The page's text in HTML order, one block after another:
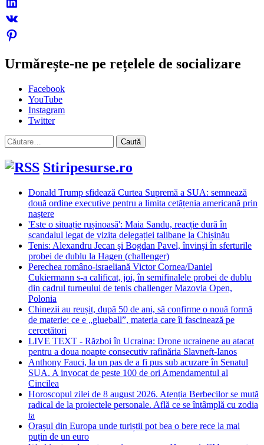
Urmărește-ne pe rețelele de socializare
Facebook
YouTube
Instagram
Twitter
Caută
după:
Stiripesurse.ro
Donald Trump sfidează Curtea Supremă a SUA: semnează
două ordine executive pentru a limita cetățenia americană prin
naștere
'Este o situație rușinoasă': Maia Sandu, reacție dură în
scandalul legat de vizita delegației talibane la Chișinău
Tenis: Alexandru Jecan şi Bogdan Pavel, învinşi în sferturile
probei de dublu la Hagen (challenger)
Perechea româno-israeliană Victor Cornea/Daniel
Cukiermann s-a calificat, joi, în semifinalele probei de dublu
din cadrul turneului de tenis challenger Mazovia Open,
Polonia
Chinezii au reușit, după 50 de ani, să confirme o nouă formă
de materie: ce e „glueball”, materia care îi fascinează pe
cercetători
LIVE TEXT - Război în Ucraina: Drone ucrainene au atacat
pentru a doua noapte consecutiv rafinăria Slavneft-Ianos
Anthony Fauci, la un pas de a fi pus sub acuzare în Senatul
SUA. A invocat de peste 100 de ori Amendamentul al
Cincilea
Horoscopul zilei de 8 august 2026. Atenția Berbecilor se mută
radical de la proiectele personale. Află ce se întâmplă cu zodia
ta
Orașul din Europa unde turiștii pot bea o bere rece la mai
puțin de un euro